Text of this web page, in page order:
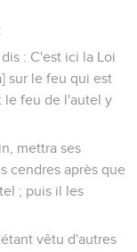
: C'est ici la Loi
sur le feu qui est
le feu de l'autel y
mettra ses
cendres après que
; puis il les
vêtu d'autres